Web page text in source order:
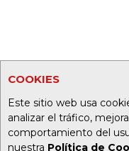
COOKIES
Este sitio web usa
analizar el tráfico,
comportamiento del
nuestra Política de